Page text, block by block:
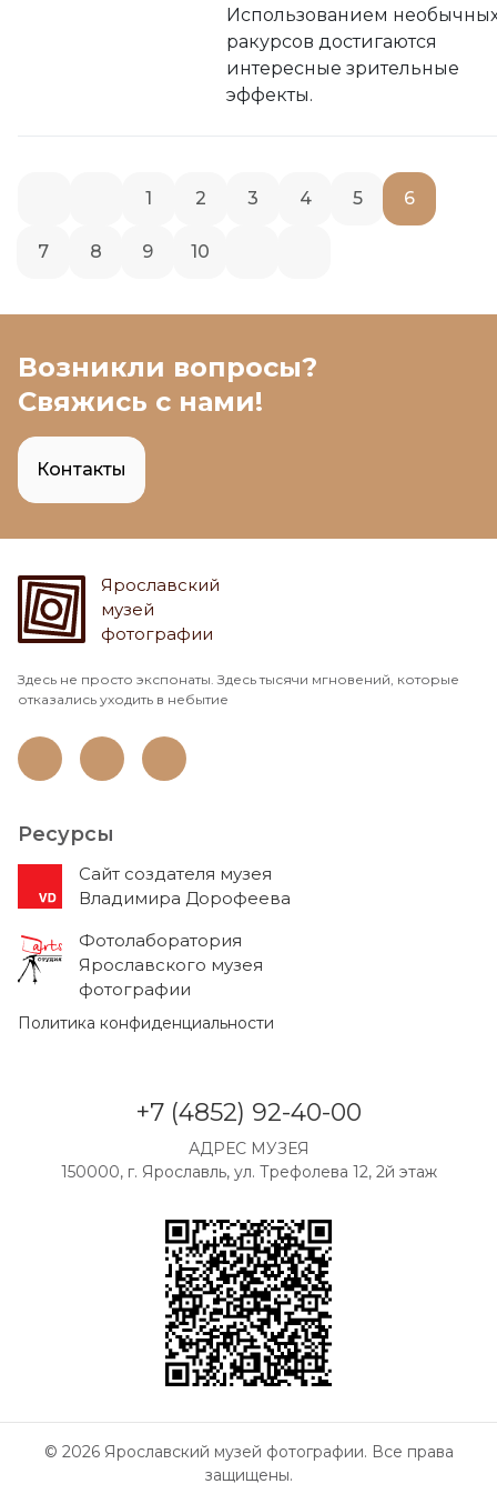
Использованием
ракурсов достигаются
интересные зрительные
эффекты.
1 2 3 4 5 6
7 8 9 10
Возникли вопросы?
Свяжись с нами!
Контакты
Ярославский
музей
фотографии
Здесь не просто экспонаты. Здесь тысячи мгновений, которые
отказались уходить в небытие
Ресурсы
Cайт создателя музея
Владимира Дорофеева
Фотолаборатория
Ярославского музея
фотографии
Политика конфиденциальности
+7 (4852) 92-40-00
АДРЕС МУЗЕЯ
150000, г. Ярославль, ул. Трефолева 12, 2й этаж
© 2026 Ярославский музей фотографии. Все права
защищены.